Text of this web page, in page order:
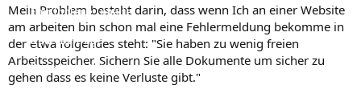
Empfohlene Inhalte
Neue Beiträge
Neueste Aktivitäten
Mein Problem besteht darin, dass wenn Ich an einer Website
am arbeiten bin schon mal eine Fehlermeldung bekomme in
der etwa folgendes steht: "Sie haben zu wenig freien
Arbeitsspeicher. Sichern Sie alle Dokumente um sicher zu
gehen dass es keine Verluste gibt."